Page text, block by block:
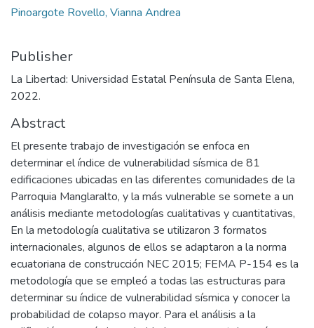
Pinoargote Rovello, Vianna Andrea
Publisher
La Libertad: Universidad Estatal Península de Santa Elena,
2022.
Abstract
El presente trabajo de investigación se enfoca en
determinar el índice de vulnerabilidad sísmica de 81
edificaciones ubicadas en las diferentes comunidades de la
Parroquia Manglaralto, y la más vulnerable se somete a un
análisis mediante metodologías cualitativas y cuantitativas,
En la metodología cualitativa se utilizaron 3 formatos
internacionales, algunos de ellos se adaptaron a la norma
ecuatoriana de construcción NEC 2015; FEMA P-154 es la
metodología que se empleó a todas las estructuras para
determinar su índice de vulnerabilidad sísmica y conocer la
probabilidad de colapso mayor. Para el análisis a la